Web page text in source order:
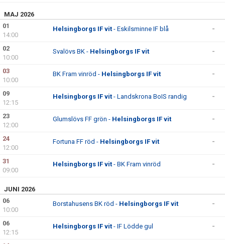
MAJ 2026
01
14:00
Helsingborgs IF vit - Eskilsminne IF blå -
02
10:00
Svalövs BK - Helsingborgs IF vit -
03
10:00
BK Fram vinröd - Helsingborgs IF vit -
09
12:15
Helsingborgs IF vit - Landskrona BoIS randig -
23
12:00
Glumslövs FF grön - Helsingborgs IF vit -
24
12:00
Fortuna FF röd - Helsingborgs IF vit -
31
09:00
Helsingborgs IF vit - BK Fram vinröd -
JUNI 2026
06
10:00
Borstahusens BK röd - Helsingborgs IF vit -
06
12:15
Helsingborgs IF vit - IF Lödde gul -